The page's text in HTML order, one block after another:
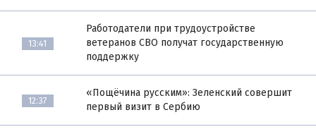
13:41
Работодатели при трудоустройстве
ветеранов СВО получат государственную
поддержку
12:37
«Пощёчина русским»: Зеленский совершит
первый визит в Сербию